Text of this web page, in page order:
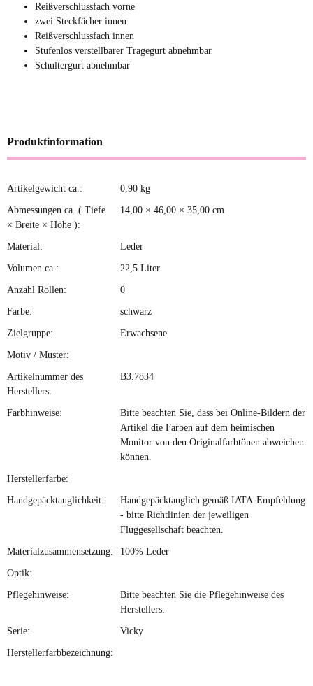
Reißverschlussfach vorne
zwei Steckfächer innen
Reißverschlussfach innen
Stufenlos verstellbarer Tragegurt abnehmbar
Schultergurt abnehmbar
Produktinformation
Produkteigenschaft
Wert
Artikelgewicht ca.: 0,90 kg
Abmessungen ca. ( Tiefe
× Breite × Höhe ):
14,00 × 46,00 × 35,00 cm
Material: Leder
Volumen ca.: 22,5 Liter
Anzahl Rollen: 0
Farbe: schwarz
Zielgruppe: Erwachsene
Motiv / Muster:
Artikelnummer des
Herstellers:
B3.7834
Farbhinweise:
Bitte beachten Sie, dass bei Online-Bildern der
Artikel die Farben auf dem heimischen
Monitor von den Originalfarbtönen abweichen
können.
Herstellerfarbe:
Handgepäcktauglichkeit:
Handgepäcktauglich gemäß IATA-Empfehlung
- bitte Richtlinien der jeweiligen
Fluggesellschaft beachten.
Materialzusammensetzung: 100% Leder
Optik:
Pflegehinweise:
Bitte beachten Sie die Pflegehinweise des
Herstellers.
Serie: Vicky
Herstellerfarbbezeichnung: